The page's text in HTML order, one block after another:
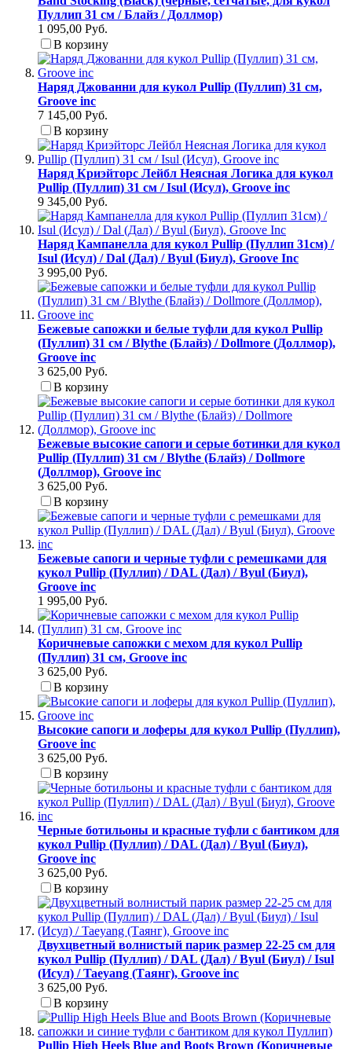
Пуллип 31 см / Блайз / Доллмор)
1 095,00 Руб.
В корзину
Наряд Джованни для кукол Pullip (Пуллип) 31 см,
Groove inc
7 145,00 Руб.
В корзину
Наряд Криэйторс Лейбл Неясная Логика для кукол
Pullip (Пуллип) 31 см / Isul (Исул), Groove inc
9 345,00 Руб.
Наряд Кампанелла для кукол Pullip (Пуллип 31см) /
Isul (Исул) / Dal (Дал) / Byul (Биул), Groove Inc
3 995,00 Руб.
Бежевые сапожки и белые туфли для кукол Pullip
(Пуллип) 31 см / Blythe (Блайз) / Dollmore (Доллмор),
Groove inc
3 625,00 Руб.
В корзину
Бежевые высокие сапоги и серые ботинки для кукол
Pullip (Пуллип) 31 см / Blythe (Блайз) / Dollmore
(Доллмор), Groove inc
3 625,00 Руб.
В корзину
Бежевые сапоги и черные туфли с ремешками для
кукол Pullip (Пуллип) / DAL (Дал) / Byul (Биул),
Groove inc
1 995,00 Руб.
Коричневые сапожки с мехом для кукол Pullip
(Пуллип) 31 см, Groove inc
3 625,00 Руб.
В корзину
Высокие сапоги и лоферы для кукол Pullip (Пуллип),
Groove inc
3 625,00 Руб.
В корзину
Черные ботильоны и красные туфли с бантиком для
кукол Pullip (Пуллип) / DAL (Дал) / Byul (Биул),
Groove inc
3 625,00 Руб.
В корзину
Двухцветный волнистый парик размер 22-25 см для
кукол Pullip (Пуллип) / DAL (Дал) / Byul (Биул) / Isul
(Исул) / Taeyang (Таянг), Groove inc
3 625,00 Руб.
В корзину
Pullip High Heels Blue and Boots Brown (Коричневые